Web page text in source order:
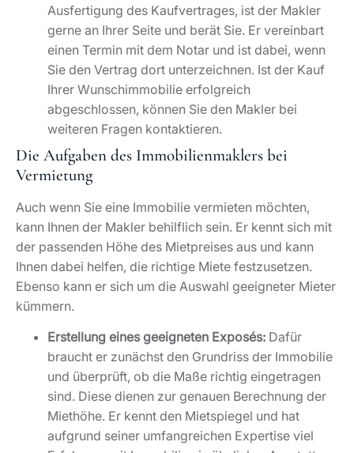
Ausfertigung des Kaufvertrages, ist der Makler
gerne an Ihrer Seite und berät Sie. Er vereinbart
einen Termin mit dem Notar und ist dabei, wenn
Sie den Vertrag dort unterzeichnen. Ist der Kauf
Ihrer Wunschimmobilie erfolgreich
abgeschlossen, können Sie den Makler bei
weiteren Fragen kontaktieren.
Die Aufgaben des Immobilienmaklers bei
Vermietung
Auch wenn Sie eine Immobilie vermieten möchten,
kann Ihnen der Makler behilflich sein. Er kennt sich mit
der passenden Höhe des Mietpreises aus und kann
Ihnen dabei helfen, die richtige Miete festzusetzen.
Ebenso kann er sich um die Auswahl geeigneter Mieter
kümmern.
Erstellung eines geeigneten Exposés: Dafür
braucht er zunächst den Grundriss der Immobilie
und überprüft, ob die Maße richtig eingetragen
sind. Diese dienen zur genauen Berechnung der
Miethöhe. Er kennt den Mietspiegel und hat
aufgrund seiner umfangreichen Expertise viel